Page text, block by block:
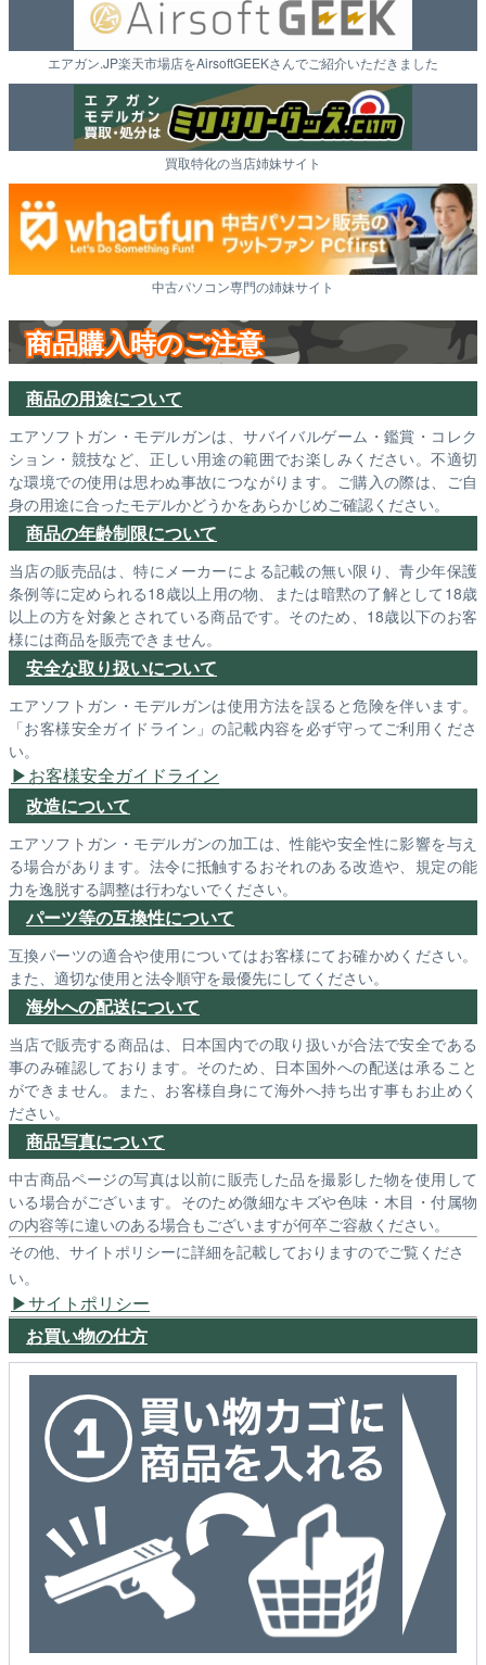
エアガン.JP楽天市場店をAirsoftGEEKさんでご紹介いただきました
買取特化の当店姉妹サイト
中古パソコン専門の姉妹サイト
商品購入時のご注意
商品の用途について
エアソフトガン・モデルガンは、サバイバルゲーム・鑑賞・コレク
ション・競技など、正しい用途の範囲でお楽しみください。不適切
な環境での使用は思わぬ事故につながります。ご購入の際は、ご自
身の用途に合ったモデルかどうかをあらかじめご確認ください。
商品の年齢制限について
当店の販売品は、特にメーカーによる記載の無い限り、青少年保護
条例等に定められる18歳以上用の物、または暗黙の了解として18歳
以上の方を対象とされている商品です。そのため、18歳以下のお客
様には商品を販売できません。
安全な取り扱いについて
エアソフトガン・モデルガンは使用方法を誤ると危険を伴います。
「お客様安全ガイドライン」の記載内容を必ず守ってご利用くださ
い。
お客様安全ガイドライン
改造について
エアソフトガン・モデルガンの加工は、性能や安全性に影響を与え
る場合があります。法令に抵触するおそれのある改造や、規定の能
力を逸脱する調整は行わないでください。
パーツ等の互換性について
互換パーツの適合や使用についてはお客様にてお確かめください。
また、適切な使用と法令順守を最優先にしてください。
海外への配送について
当店で販売する商品は、日本国内での取り扱いが合法で安全である
事のみ確認しております。そのため、日本国外への配送は承ること
ができません。また、お客様自身にて海外へ持ち出す事もお止めく
ださい。
商品写真について
中古商品ページの写真は以前に販売した品を撮影した物を使用して
いる場合がございます。そのため微細なキズや色味・木目・付属物
の内容等に違いのある場合もございますが何卒ご容赦ください。
その他、サイトポリシーに詳細を記載しておりますのでご覧くださ
い。
サイトポリシー
お買い物の仕方